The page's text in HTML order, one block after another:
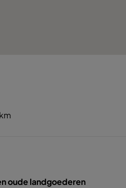
oude landgoederen